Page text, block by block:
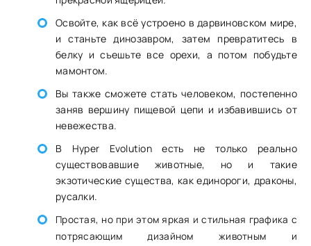
Освойте, как всё устроено в дарвиновском мире,
и станьте динозавром, затем превратитесь в
белку и съешьте все орехи, а потом побудьте
мамонтом.
Вы также сможете стать человеком, постепенно
заняв вершину пищевой цепи и избавившись от
невежества.
В Hyper Evolution есть не только реально
существовавшие животные, но и такие
экзотические существа, как единороги, драконы,
русалки.
Простая, но при этом яркая и стильная графика с
потрясающим дизайном животным и